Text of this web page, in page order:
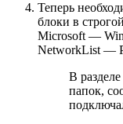
Теперь
блоки в
Microsoft —
NetworkList —
В
папок,